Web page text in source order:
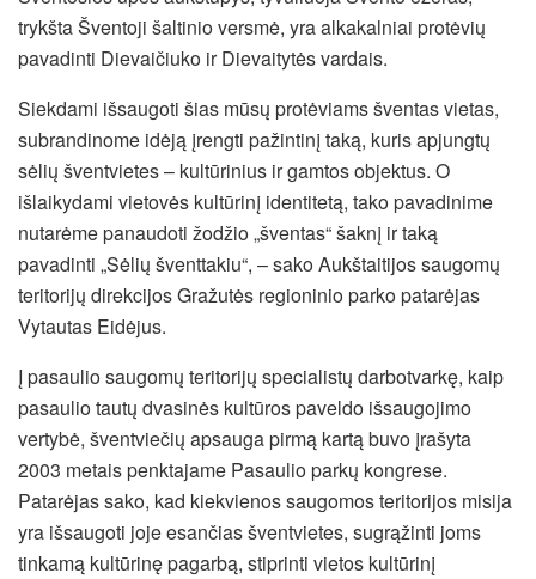
trykšta Šventoji šaltinio versmė, yra alkakalniai protėvių
pavadinti Dievaičiuko ir Dievaitytės vardais.
Siekdami išsaugoti šias mūsų protėviams šventas vietas,
subrandinome idėją įrengti pažintinį taką, kuris apjungtų
sėlių šventvietes – kultūrinius ir gamtos objektus. O
išlaikydami vietovės kultūrinį identitetą, tako pavadinime
nutarėme panaudoti žodžio „šventas“ šaknį ir taką
pavadinti „Sėlių šventtakiu“, – sako Aukštaitijos saugomų
teritorijų direkcijos Gražutės regioninio parko patarėjas
Vytautas Eidėjus.
Į pasaulio saugomų teritorijų specialistų darbotvarkę, kaip
pasaulio tautų dvasinės kultūros paveldo išsaugojimo
vertybė, šventviečių apsauga pirmą kartą buvo įrašyta
2003 metais penktajame Pasaulio parkų kongrese.
Patarėjas sako, kad kiekvienos saugomos teritorijos misija
yra išsaugoti joje esančias šventvietes, sugrąžinti joms
tinkamą kultūrinę pagarbą, stiprinti vietos kultūrinį